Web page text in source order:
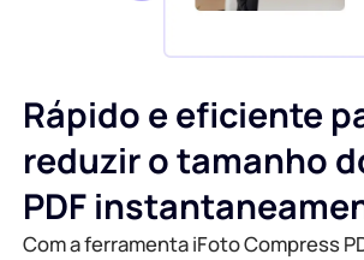
Trocador de fundo online
Direitos autorais da imagem
Gerador de rosto de IA
Mesclar arquivo PDF online
Converter PDF para Word Online
Converter PDF para Excel Online
Rápido e eficiente
reduzir o tamanho
PDF
Com a ferramenta iFoto Compress